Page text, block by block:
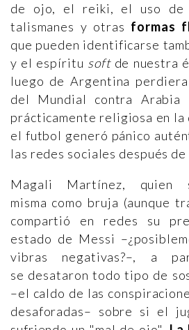
de ojo, el reiki, el uso de
talismanes y otras formas
que pueden identificarse
y el espíritu softde nuestra
luego de Argentina
del Mundial contra Arabia
prácticamente religiosa en la
el futbol generó pánico
las redes sociales después
Magali Martínez,
misma como bruja (aunque
compartió en redes su
estado de Messi
vibras negativas?–, a
se desataron todo tipo de
–el caldo de las
desaforadas– sobre si el